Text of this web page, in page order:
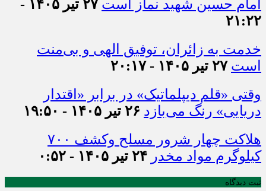
امام حسین شهید نماز است
۲۷ تیر ۱۴۰۵ -
۲۱:۲۲
خدمت به زائران، توفیق الهی و بی‌منت
است ۲۷ تیر ۱۴۰۵ - ۲۰:۱۷
وقتی «قلم دیپلماتیک» در برابر «اقتدار
دریایی» رنگ می‌بازد ۲۶ تیر ۱۴۰۵ - ۱۹:۵۰
هلاکت چهار شرور مسلح وکشف ۷۰۰
کیلوگرم مواد مخدر ۲۴ تیر ۱۴۰۵ - ۰:۵۲
ثبت دیدگاه